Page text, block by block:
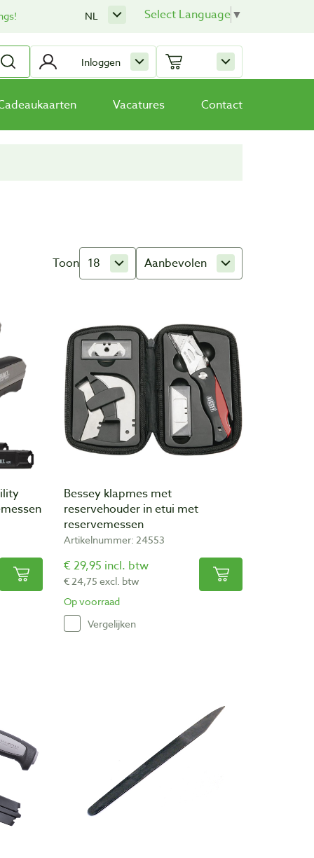
Select Language▼
NL
Inloggen
Vacatures Contact
Toon 18 Aanbevolen
Bessey klapmes met
reservehouder in etui met
reservemessen
Artikelnummer: 24553
€ 29,95 incl. btw
€ 24,75 excl. btw
Op voorraad
Vergelijken